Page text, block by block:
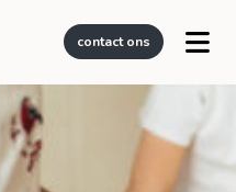
contact ons